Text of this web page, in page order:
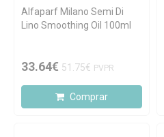
Alfaparf Milano Semi Di
Lino Smoothing Oil 100ml
33.64€ 51.75€ PVPR
Comprar